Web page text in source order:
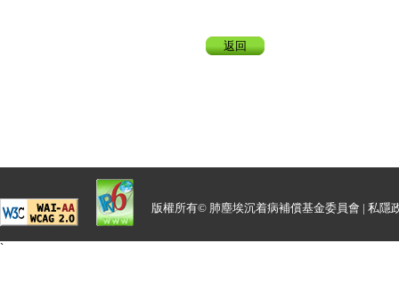
返回
版權所有© 肺塵埃沉着病補償基金委員會 | 私隱
`